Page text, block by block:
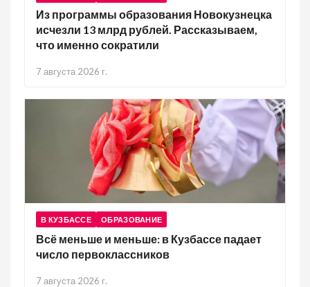
Из программы образования Новокузнецка
исчезли 13 млрд рублей. Рассказываем,
что именно сократили
7 августа 2026 г.
В КУЗБАССЕ ОБРАЗОВАНИЕ
Всё меньше и меньше: в Кузбассе падает
число первоклассников
7 августа 2026 г.